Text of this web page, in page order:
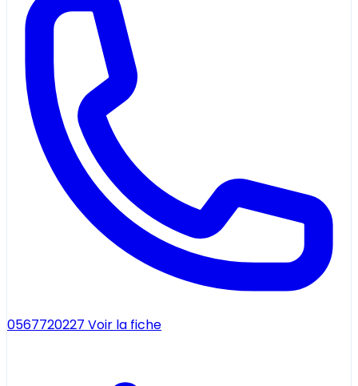
0567720227 Voir la fiche